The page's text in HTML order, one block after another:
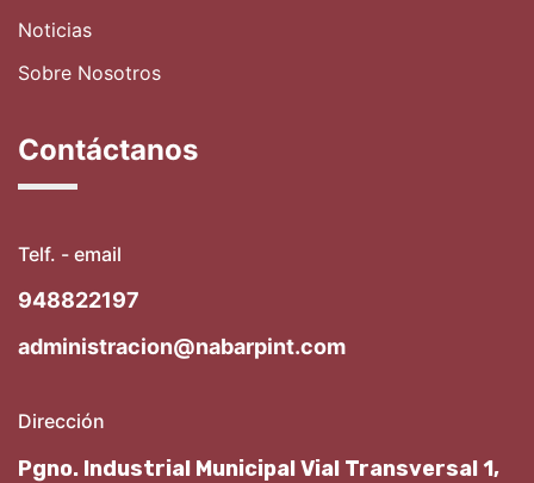
Noticias
Sobre Nosotros
Contáctanos
Telf. - email
948822197
administracion@nabarpint.com
Dirección
Pgno. Industrial Municipal Vial Transversal 1,